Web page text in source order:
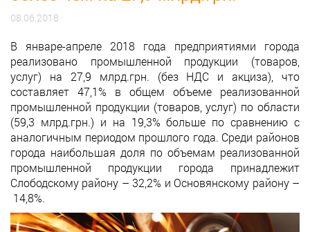
08.06.2018
В январе-апреле 2018 года предприятиями города
реализовано промышленной продукции (товаров,
услуг) на 27,9 млрд.грн. (без НДС и акциза), что
составляет 47,1% в общем объеме реализованной
промышленной продукции (товаров, услуг) по области
(59,3 млрд.грн.) и на 19,3% больше по сравнению с
аналогичным периодом прошлого года. Среди районов
города наибольшая доля по объемам реализованной
промышленной продукции города принадлежит
Слободскому району – 32,2% и Основянскому району –
14,8%.